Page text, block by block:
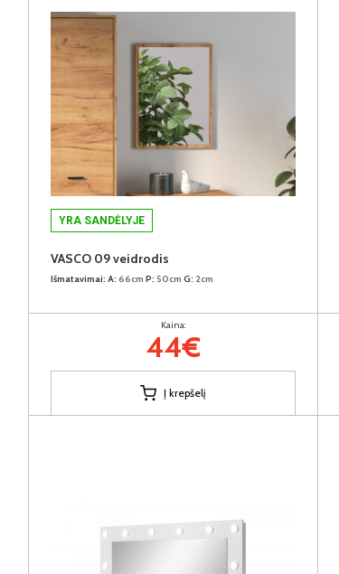
YRA SANDĖLYJE
VASCO 09 veidrodis
Išmatavimai: A: 66cm P: 50cm G: 2cm
Kaina:
44€
Į krepšelį